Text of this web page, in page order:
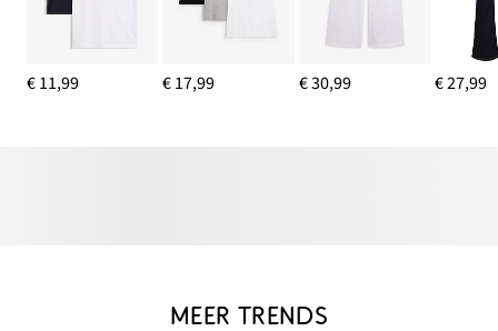
€ 11,99 € 17,99 € 30,99 € 27,99
MEER TRENDS